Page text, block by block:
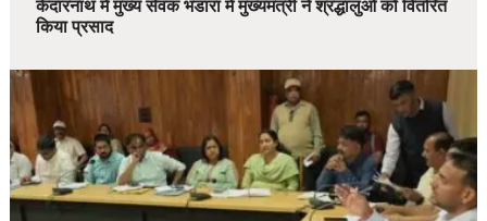
केदारनाथ में मुख्य सेवक भंडारा में मुख्यमंत्री ने श्रद्धालुओं को वितरित
किया प्रसाद